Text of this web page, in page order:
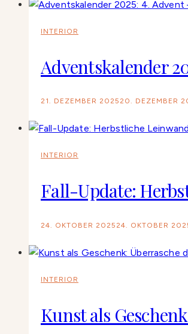
INTERIOR
Adventskalender
21. DEZEMBER 2025 20. DEZEMBER
INTERIOR
Fall-Update:
24. OKTOBER 2025 24. OKTOBER
INTERIOR
Kunst als